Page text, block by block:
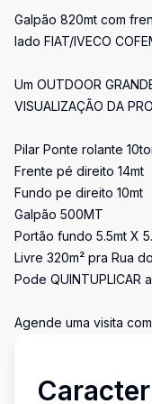
Galpão 820mt com
lado FIAT/IVECO
Um OUTDOOR
VISUALIZAÇÃO DA
Pilar Ponte rolante
Frente pé direito 14mt
Fundo pe direito 10mt
Galpão 500MT
Portão fundo 5.5mt X
Livre 320m² pra Rua
Pode QUINTUPLICAR
Agende uma visita